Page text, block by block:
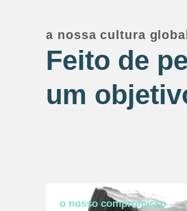
a nossa cultura global
Feito de
um
o nosso compromisso